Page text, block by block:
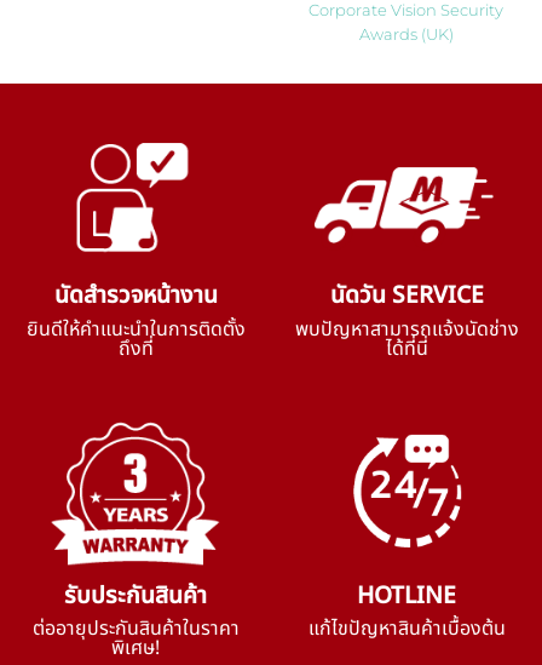
Corporate Vision Security
Awards (UK)
นัดสำรวจหน้างาน
ยินดีให้คำแนะนำในการติดตั้ง
ถึงที่
นัดวัน SERVICE
พบปัญหาสามารถแจ้งนัดช่าง
ได้ที่นี่
รับประกันสินค้า
ต่ออายุประกันสินค้าในราคา
พิเศษ!
HOTLINE
แก้ไขปัญหาสินค้าเบื้องต้น